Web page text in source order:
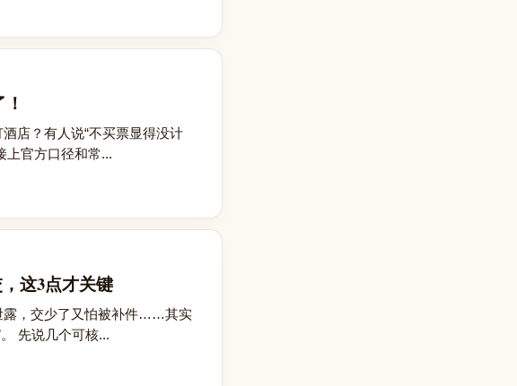
店？有人说“不买票显得没计
上官方口径和常...
这3点才关键
露，交少了又怕被补件……其实
先说几个可核...